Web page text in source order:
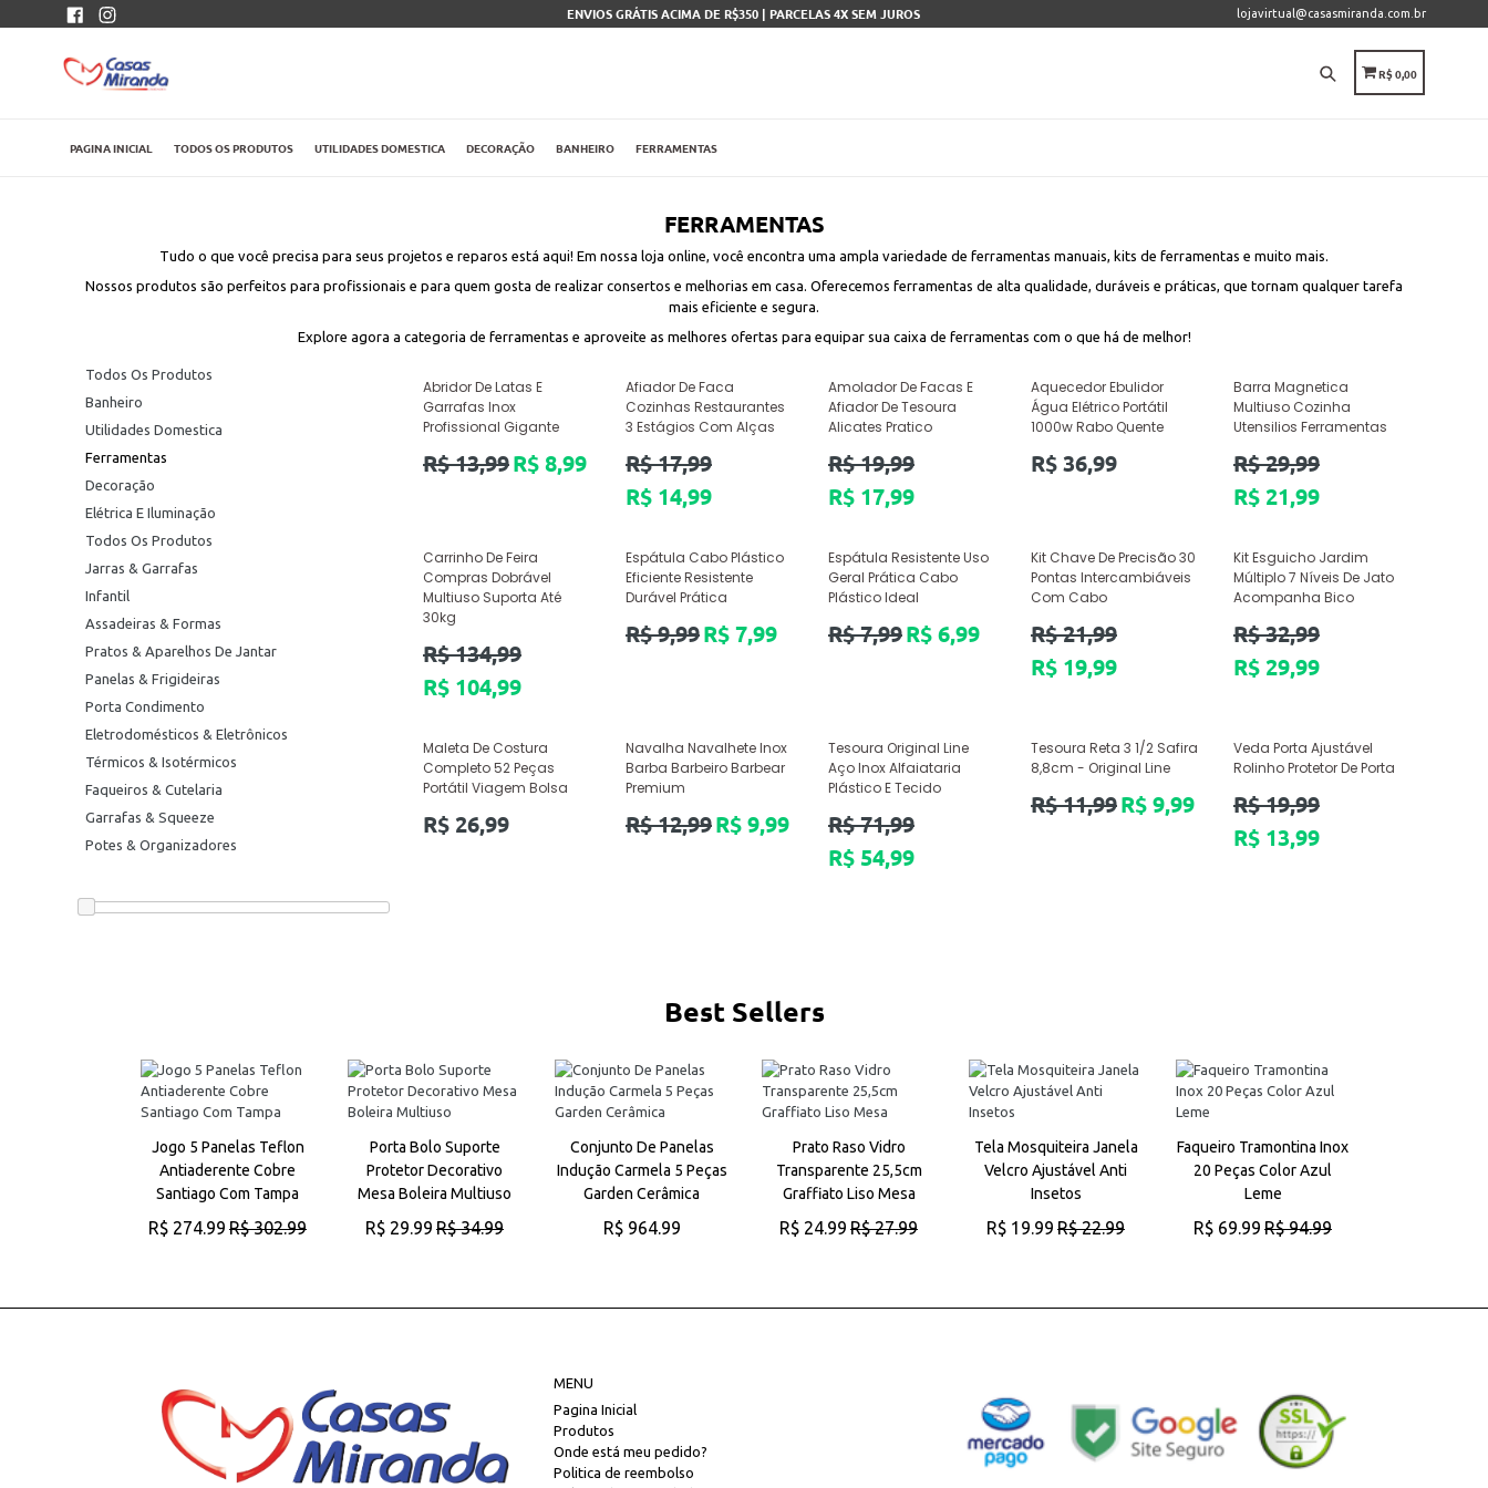
para
Facebook ENVIOS GRÁTIS ACIMA DE R$350 | PARCELAS 4X SEM JUROS lojavirtual@casasmiranda.com.br
Pesquisar
CARRINHO
CARRINHO
R$ 0,00
PAGINA INICIAL TODOS OS PRODUTOS UTILIDADES DOMESTICA DECORAÇÃO BANHEIRO FERRAMENTAS
FERRAMENTAS
Tudo o que você precisa para seus projetos e reparos está aqui! Em nossa loja online, você encontra uma ampla variedade de ferramentas manuais, kits de ferramentas e muito mais.
Nossos produtos são perfeitos para profissionais e para quem gosta de realizar consertos e melhorias em casa. Oferecemos ferramentas de alta qualidade, duráveis e práticas, que tornam qualquer tarefa
mais eficiente e segura.
Explore agora a categoria de ferramentas e aproveite as melhores ofertas para equipar sua caixa de ferramentas com o que há de melhor!
Todos Os Produtos
Banheiro
Utilidades Domestica
Ferramentas
Decoração
Elétrica E Iluminação
Todos Os Produtos
Jarras & Garrafas
Infantil
Assadeiras & Formas
Pratos & Aparelhos De Jantar
Panelas & Frigideiras
Porta Condimento
Eletrodomésticos & Eletrônicos
Térmicos & Isotérmicos
Faqueiros & Cutelaria
Garrafas & Squeeze
Potes & Organizadores
Abridor De Latas E
Garrafas Inox
Profissional Gigante
Preço
normal
R$ 13,99R$ 8,99
Afiador De Faca
Cozinhas Restaurantes
3 Estágios Com Alças
Preço
normal
R$ 17,99
R$ 14,99
Amolador De Facas E
Afiador De Tesoura
Alicates Pratico
Preço
normal
R$ 19,99
R$ 17,99
Aquecedor Ebulidor
Água Elétrico Portátil
1000w Rabo Quente
Preço
normal
R$ 36,99
Barra Magnetica
Multiuso Cozinha
Utensilios Ferramentas
Preço
normal
R$ 29,99
R$ 21,99
Carrinho De Feira
Compras Dobrável
Multiuso Suporta Até
30kg
Preço
normal
R$ 134,99
R$ 104,99
Espátula Cabo Plástico
Eficiente Resistente
Durável Prática
Preço
normal
R$ 9,99R$ 7,99
Espátula Resistente Uso
Geral Prática Cabo
Plástico Ideal
Preço
normal
R$ 7,99R$ 6,99
Kit Chave De Precisão 30
Pontas Intercambiáveis
Com Cabo
Preço
normal
R$ 21,99
R$ 19,99
Kit Esguicho Jardim
Múltiplo 7 Níveis De Jato
Acompanha Bico
Preço
normal
R$ 32,99
R$ 29,99
Maleta De Costura
Completo 52 Peças
Portátil Viagem Bolsa
Preço
normal
R$ 26,99
Navalha Navalhete Inox
Barba Barbeiro Barbear
Premium
Preço
normal
R$ 12,99R$ 9,99
Tesoura Original Line
Aço Inox Alfaiataria
Plástico E Tecido
Preço
normal
R$ 71,99
R$ 54,99
Tesoura Reta 3 1/2 Safira
8,8cm - Original Line
Preço
normal
R$ 11,99R$ 9,99
Veda Porta Ajustável
Rolinho Protetor De Porta
Preço
normal
R$ 19,99
R$ 13,99
Best Sellers
Jogo 5 Panelas Teflon
Antiaderente Cobre
Santiago Com Tampa
R$ 274.99 R$ 302.99
Porta Bolo Suporte
Protetor Decorativo
Mesa Boleira Multiuso
R$ 29.99 R$ 34.99
Conjunto De Panelas
Indução Carmela 5 Peças
Garden Cerâmica
R$ 964.99
Prato Raso Vidro
Transparente 25,5cm
Graffiato Liso Mesa
R$ 24.99 R$ 27.99
Tela Mosquiteira Janela
Velcro Ajustável Anti
Insetos
R$ 19.99 R$ 22.99
Faqueiro Tramontina Inox
20 Peças Color Azul
Leme
R$ 69.99 R$ 94.99
MENU
Pagina Inicial
Produtos
Onde está meu pedido?
Politica de reembolso